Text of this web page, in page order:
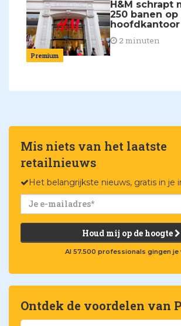
Premium
H&M schrapt
250 banen
hoofdkantoor
2 minuten
Mis niets van het laatste
retailnieuws
Het belangrijkste nieuws, gratis in je
Houd mij op de hoogte
Al 57.500 professionals gingen je
Ontdek de voordelen van